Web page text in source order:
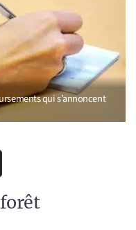
qui s’annoncent